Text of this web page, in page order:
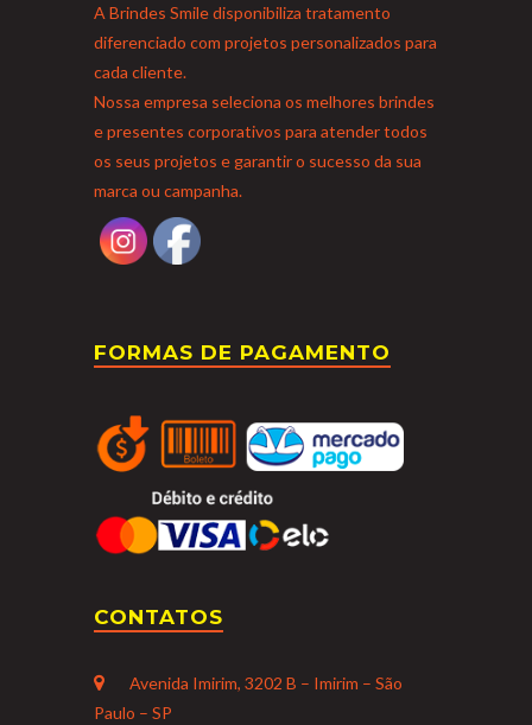
A Brindes Smile disponibiliza tratamento
diferenciado com projetos personalizados para
cada cliente.
Nossa empresa seleciona os melhores brindes
e presentes corporativos para atender todos
os seus projetos e garantir o sucesso da sua
marca ou campanha.
FORMAS DE PAGAMENTO
CONTATOS
Avenida Imirim, 3202 B – Imirim – São
Paulo – SP